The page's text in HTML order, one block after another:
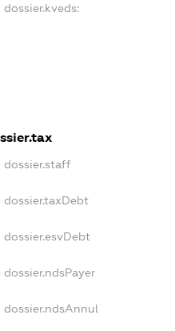
dossier.kveds:
dossier.staff
dossier.taxDebt
dossier.esvDebt
dossier.ndsPayer
dossier.ndsAnnul